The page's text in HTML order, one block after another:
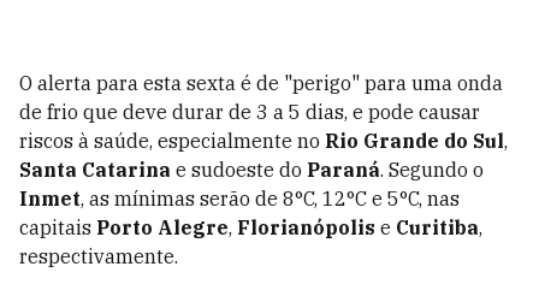
O alerta para esta sexta é de "perigo" para uma onda
de frio que deve durar de 3 a 5 dias, e pode causar
riscos à saúde, especialmente no Rio Grande do Sul,
Santa Catarina e sudoeste do Paraná. Segundo o
Inmet, as mínimas serão de 8°C, 12°C e 5°C, nas
capitais Porto Alegre, Florianópolis e Curitiba,
respectivamente.